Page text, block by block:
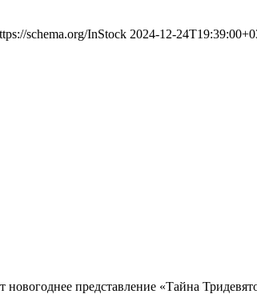
schema.org/InStock 2024-12-
представление «Тайна